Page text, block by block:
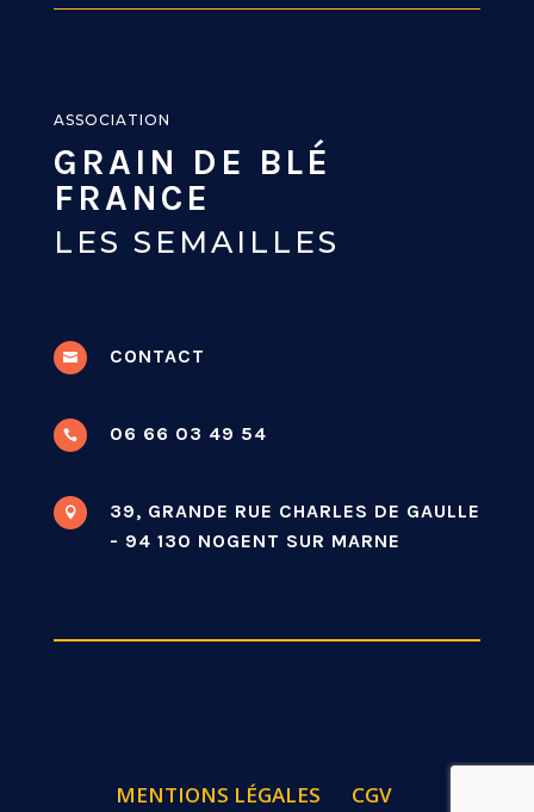
ASSOCIATION
GRAIN DE BLÉ
FRANCE
LES SEMAILLES
 CONTACT
 06 66 03 49 54

39, GRANDE RUE CHARLES DE GAULLE
- 94 130 NOGENT SUR MARNE
MENTIONS LÉGALES CGV